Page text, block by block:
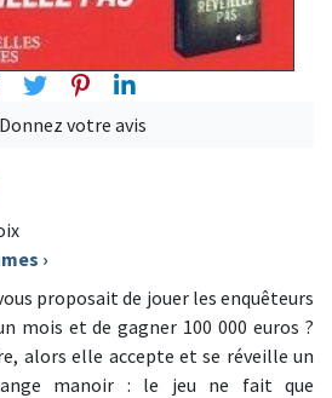
FacebookTwitterPinterest
Linkedin
votre avis
›
proposait de jouer les enquêteurs
mois et de gagner 100 000 euros ?
alors elle accepte et se réveille un
manoir : le jeu ne fait que